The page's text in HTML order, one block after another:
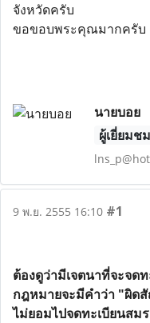
จังหวัดครับ
ขอขอบพระคุณมากครับ
นายบอย
ผู้เยี่ยมชม
9 พ.ย. 2555 16:10 #1
ต้องดูว่ามีเจตนาที่จะจด
กฎหมายจะมีคำว่า "ผิ
ไม่ยอมไปจดทะเบียนส